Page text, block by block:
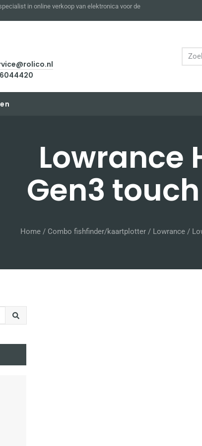
in online verkoop van elektronica voor de
Lowrance
Gen3
Home / Combo fishfinder/kaartplotter / Lowrance /